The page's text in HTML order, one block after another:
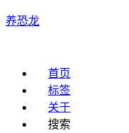
养恐龙
首页
标签
关于
搜索